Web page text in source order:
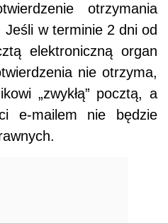
otrzymania
w terminie 2 dni od
elektroniczną organ
nie otrzyma,
„zwykłą” pocztą, a
e-mailem nie będzie